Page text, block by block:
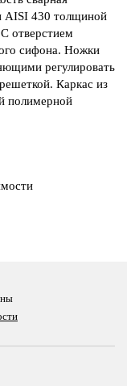
AISI 430 толщиной
отверстием
сифона. Ножки
регулировать
Каркас из
полимерной